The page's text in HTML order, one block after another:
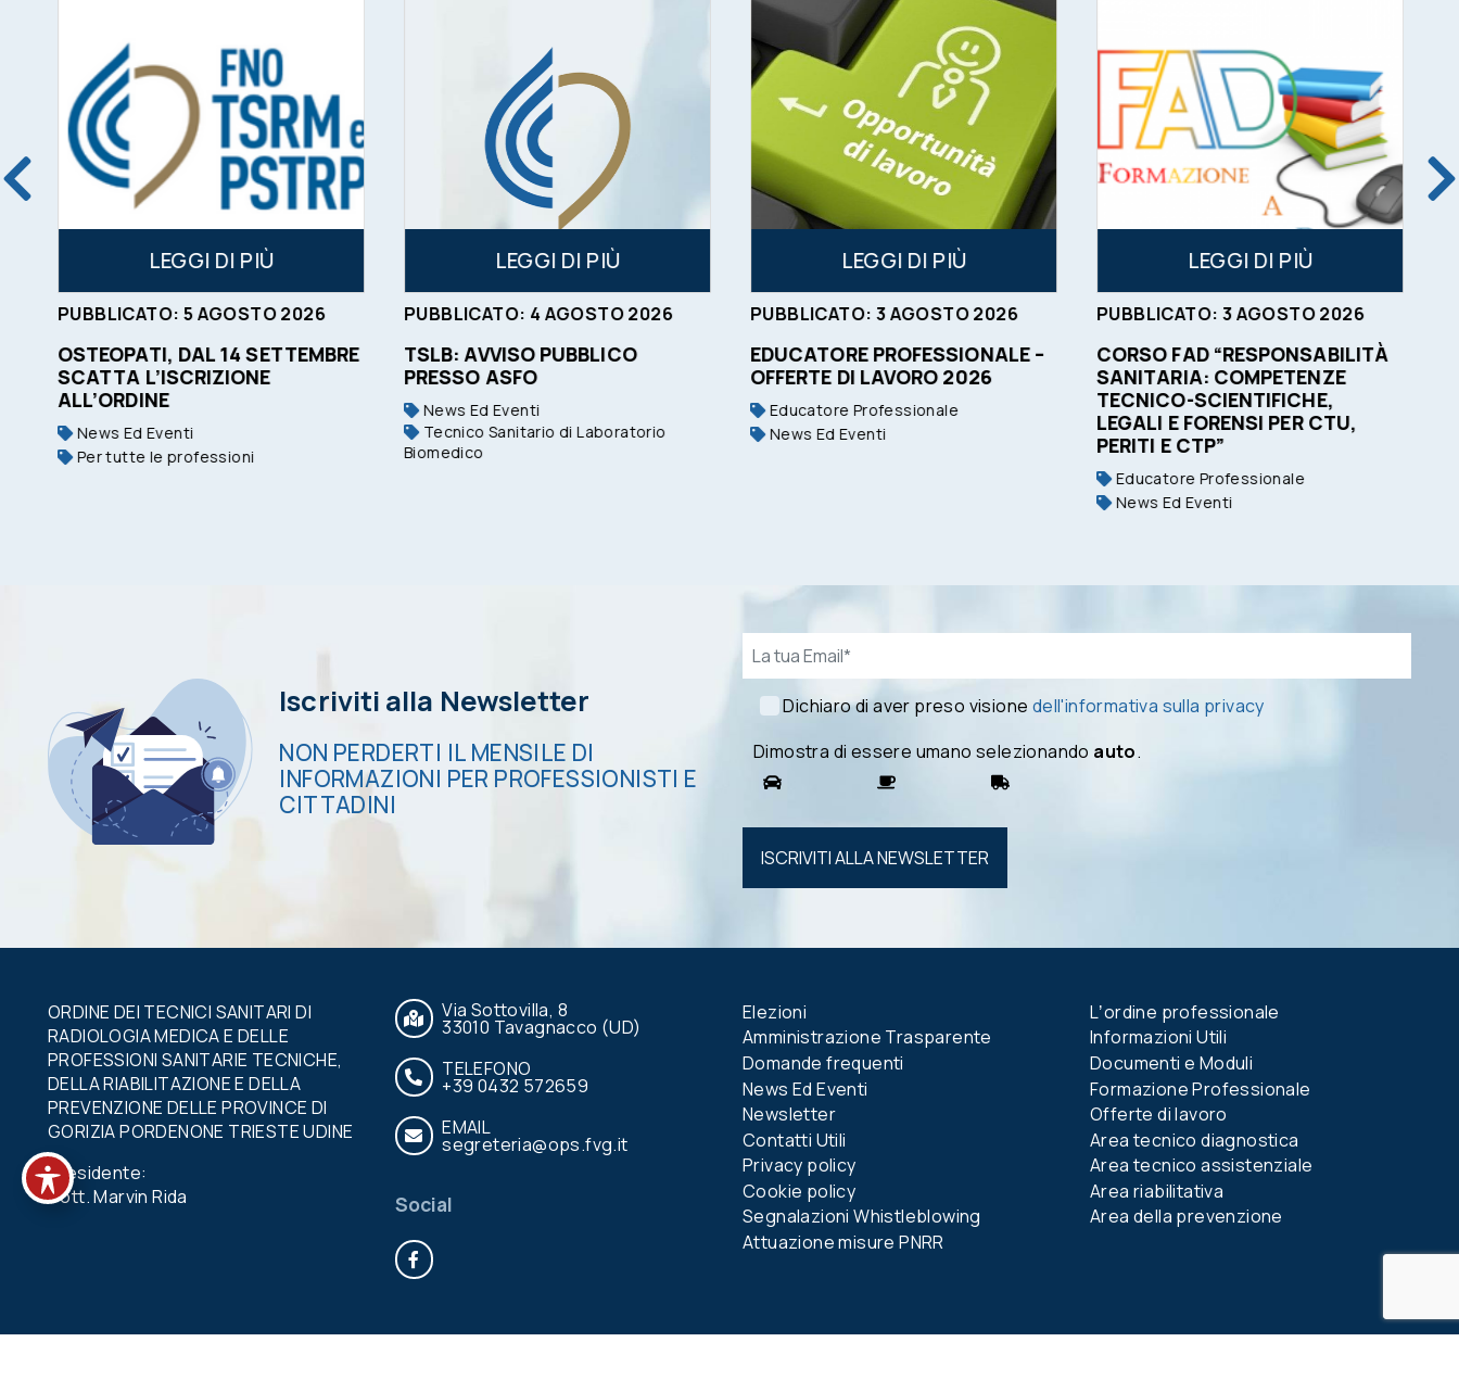
LEGGI DI PIÙ
PUBBLICATO: 5 AGOSTO 2026
OSTEOPATI, DAL 14 SETTEMBRE
SCATTA L’ISCRIZIONE
ALL’ORDINE
News Ed Eventi
Per tutte le professioni
LEGGI DI PIÙ
PUBBLICATO: 4 AGOSTO 2026
TSLB: AVVISO PUBBLICO
PRESSO ASFO
News Ed Eventi
Tecnico Sanitario di Laboratorio
Biomedico
LEGGI DI PIÙ
PUBBLICATO: 3 AGOSTO 2026
EDUCATORE PROFESSIONALE –
OFFERTE DI LAVORO 2026
Educatore Professionale
News Ed Eventi
LEGGI DI PIÙ
PUBBLICATO: 3 AGOSTO 2026
CORSO FAD “RESPONSABILITÀ
SANITARIA: COMPETENZE
TECNICO-SCIENTIFICHE,
LEGALI E FORENSI PER CTU,
PERITI E CTP”
Educatore Professionale
News Ed Eventi
Iscriviti alla Newsletter
NON PERDERTI IL MENSILE DI
INFORMAZIONI PER PROFESSIONISTI E
CITTADINI
Email*
Dichiaro di aver preso visione dell'informativa sulla privacy
Dimostra di essere umano selezionando auto.
Si prega di
lasciare
ORDINE DEI TECNICI SANITARI DI
RADIOLOGIA MEDICA E DELLE
PROFESSIONI SANITARIE TECNICHE,
DELLA RIABILITAZIONE E DELLA
PREVENZIONE DELLE PROVINCE DI
GORIZIA PORDENONE TRIESTE UDINE
Presidente:
Dott. Marvin Rida
Via Sottovilla, 8
33010 Tavagnacco (UD)
TELEFONO
+39 0432 572659
EMAIL
segreteria@ops.fvg.it
Social
Elezioni
Amministrazione Trasparente
Domande frequenti
News Ed Eventi
Newsletter
Contatti Utili
Privacy policy
Cookie policy
Segnalazioni Whistleblowing
Attuazione misure PNRR
Lʼordine professionale
Informazioni Utili
Documenti e Moduli
Formazione Professionale
Offerte di lavoro
Area tecnico diagnostica
Area tecnico assistenziale
Area riabilitativa
Area della prevenzione